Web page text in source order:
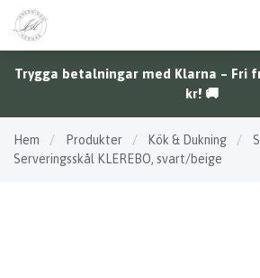
Trygga betalningar med Klarna – Fri
kr! 🚚
Hem / Produkter / Kök & Dukning /
Serveringsskål KLEREBO, svart/beige